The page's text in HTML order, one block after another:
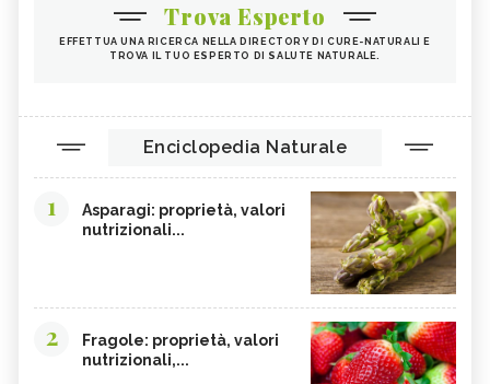
Trova Esperto
EFFETTUA UNA RICERCA NELLA DIRECTORY DI CURE-NATURALI E
TROVA IL TUO ESPERTO DI SALUTE NATURALE.
Enciclopedia Naturale
1
Asparagi: proprietà, valori
nutrizionali...
2
Fragole: proprietà, valori
nutrizionali,...